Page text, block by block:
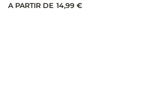
A PARTIR DE 14,99 €